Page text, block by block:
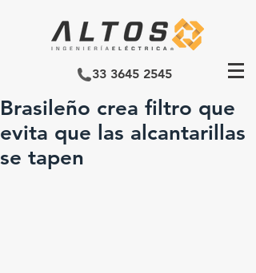
33 3645 2545
Brasileño crea filtro que
evita que las alcantarillas
se tapen